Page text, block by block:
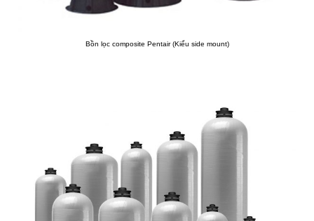
Bồn lọc composite Pentair (Kiểu side mount)